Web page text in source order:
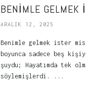
BENIMLE GELMEK
ARALIK 12, 2025
Benimle gelmek ister
boyunca sadece beş
şuydu; Hayatımda tek
söylemişlerdi. ...